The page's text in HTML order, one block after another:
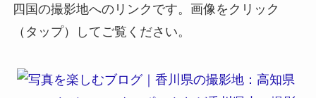
四国の撮影地へのリンクです。画像をクリック
（タップ）してご覧ください。